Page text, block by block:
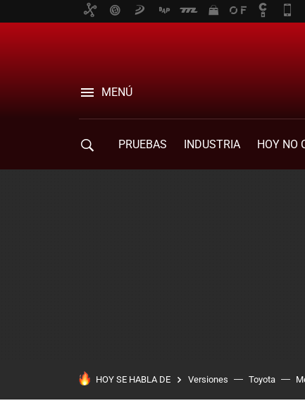
MENÚ
PRUEBAS INDUSTRIA HOY NO
HOY SE HABLA DE Versiones Toyota